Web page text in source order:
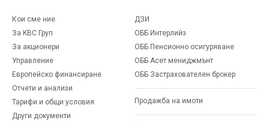
Кои сме ние
За KBC Груп
За акционери
Управление
Европейско финансиране
Отчети и анализи
Тарифи и общи условия
Други документи
ДЗИ
ОББ Интерлийз
ОББ Пенсионно осигуряване
ОББ Асет мениджмънт
ОББ Застрахователен брокер
Продажба на имоти